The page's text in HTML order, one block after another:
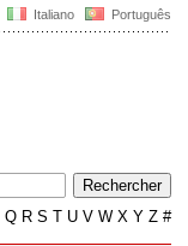
Italiano Português
Q R S T U V W X Y Z #